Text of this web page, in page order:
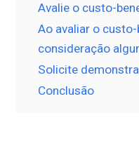
Avalie o custo-
Ao avaliar o
consideração
Solicite
Conclusão